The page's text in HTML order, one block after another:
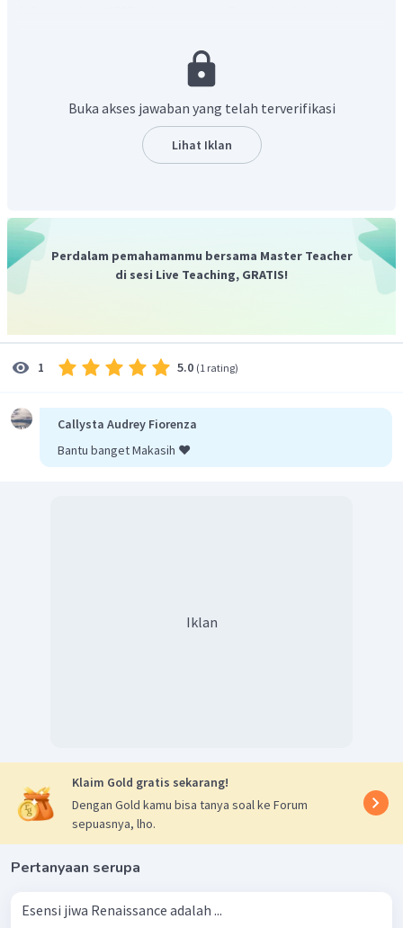
memperjarakan setiap oposisi yang menentangnya yang
biasanya terdiri dari kaum intelektual dan calvinis. Ciri-ciri
dan tidak ada kepastian hukum terhadap kesewenangan
absolutisme Louis XIV. Akibatnya adalah kekuasaan monarki
absolut dijalankan tanpa batas sampai Louis XIV
sebuah legitimasi atas tirani rezim Louis XIV yang
menyeleweng tersebut.
Buka akses jawaban yang telah terverifikasi
Lihat Iklan
Perdalam pemahamanmu bersama Master Teacher
di sesi Live Teaching, GRATIS!
1 5.0 (1 rating)
Callysta Audrey Fiorenza
Bantu banget Makasih ❤️
Iklan
Klaim Gold gratis sekarang!
Dengan Gold kamu bisa tanya soal ke Forum
sepuasnya, lho.
Pertanyaan serupa
Esensi jiwa Renaissance adalah ...